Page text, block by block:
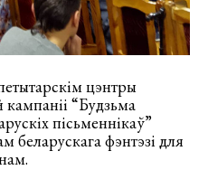
цэнтры
“Будзьма
пісьменнікаў”
беларускага фэнтэзі для